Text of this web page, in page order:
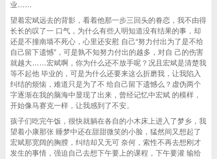
业……
望着宏斌远去的背影，看着他那一步三回头的眷恋，我不由得
长长的叹了一 口气，为什么有些人明知道没有结果的事，却
还是不撞南墙不死心，心里还安慰 自己“努力付出为了是不给
自己留下遗憾”，可是孰不知努力付出的越多，对自 己的伤害
就越大……宏斌啊，你为什么还不放手呢？况且宏斌是清楚我
等不起他 毕业的，可是为什么还要来这么折磨我，让我陷入
纠结的烦恼，难道只是为了不 给自己留下遗憾么？虚伪两个
字逐渐在我的脑海中显现了出来，曾经记忆中宏斌 的模样，
开始像马赛克一样，让我感到了不安。
孩子们吃完午饭，很快就躺在各自的小木床上进入了梦乡，我
望着小康那张 睡梦中还在甜甜微笑的小脸，猛然间又想起了
宏斌那宽阔的胸膛，纠结却又无可 奈何，索性不再去想刚才
发生的事情，强迫自己去想下午要上的课程，下午要灌 输给